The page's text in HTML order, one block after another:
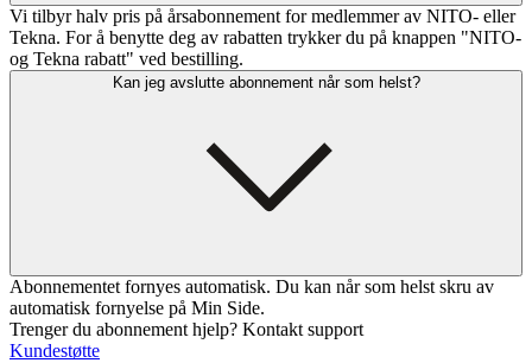
Vi tilbyr halv pris på årsabonnement for medlemmer av NITO- eller
Tekna. For å benytte deg av rabatten trykker du på knappen "NITO-
og Tekna rabatt" ved bestilling.
Kan jeg avslutte abonnement når som helst?
Abonnementet fornyes automatisk. Du kan når som helst skru av
automatisk fornyelse på Min Side.
Trenger du abonnement hjelp? Kontakt support
Kundestøtte